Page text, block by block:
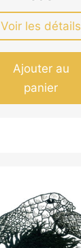
Voir les détails
Ajouter au
panier